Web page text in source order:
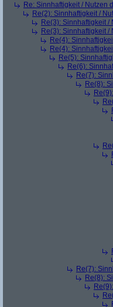
Re: Sinnhaftigkeit / Nutzen
Re(2): Sinnhaftigkeit /
Re(3): Sinnhaftigkeit /
Re(3): Sinnhaftigkeit /
Re(4):
Re(4):
Re(5):
Re(6):
Re(7):
Re(8):
Re(7):
Re(8):